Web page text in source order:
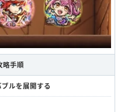
略手順
ルを展開する